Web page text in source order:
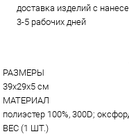
доставка изделий с
3-5 рабочих дней
РАЗМЕРЫ
39x29x5 см
МАТЕРИАЛ
полиэстер 100%, 300D;
ВЕС (1 ШТ.)